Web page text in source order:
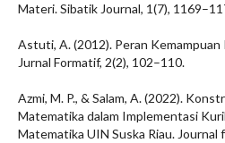
Materi. Sibatik Journal, 1(7),
Astuti, A. (2012). Peran
Jurnal Formatif, 2(2), 102–110.
Azmi, M. P., & Salam, A. (2022).
Matematika dalam Implementasi
Matematika UIN Suska Riau.